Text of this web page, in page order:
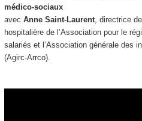
médico-sociaux
avec Anne Saint-Laurent, directrice
hospitalière de l’Association pour le
salariés et l’Association générale des
(Agirc-Arrco).